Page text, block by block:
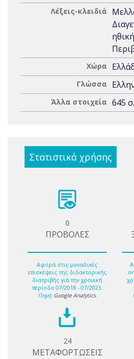
Λέξεις-κλειδιά
Χώρα
Γλώσσα
Άλλα στοιχεία 645 σ.
Στατιστικά χρήσης
0
ΠΡΟΒΟΛΕΣ
Αφορά στις μοναδικές
επισκέψεις της διδακτορικής
διατριβής για την χρονική
περίοδο 07/2018 - 07/2023.
Πηγή: Google Analytics.
24
ΜΕΤΑΦΟΡΤΩΣΕΙΣ